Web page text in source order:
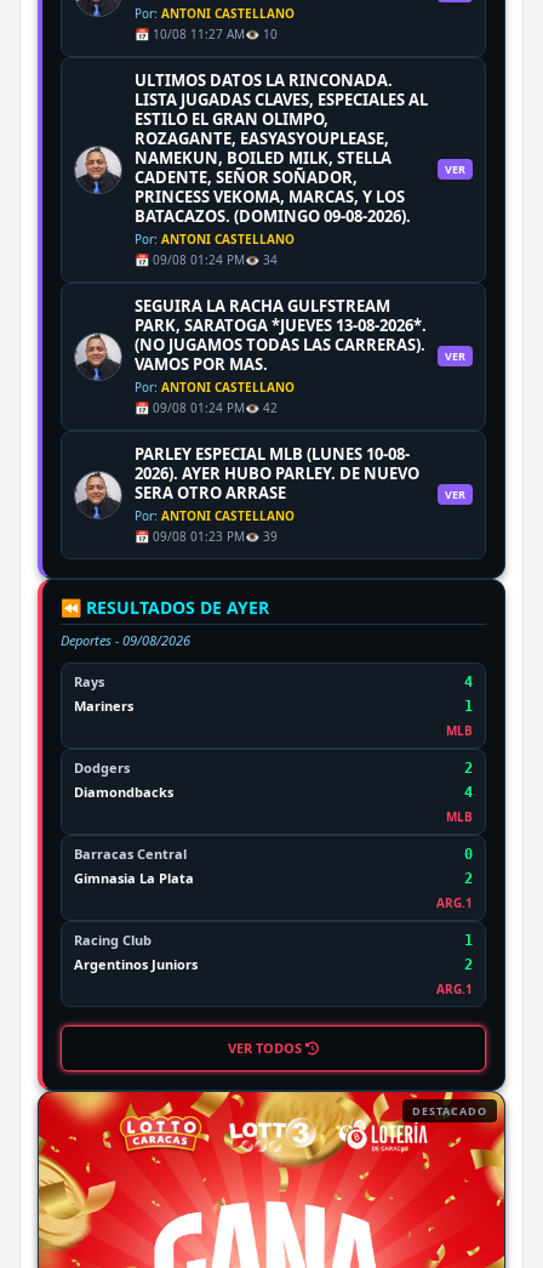
Por: ANTONI CASTELLANO
📅 10/08 11:27 AM👁️ 10
ULTIMOS DATOS LA RINCONADA.
LISTA JUGADAS CLAVES, ESPECIALES AL
ESTILO EL GRAN OLIMPO,
ROZAGANTE, EASYASYOUPLEASE,
NAMEKUN, BOILED MILK, STELLA
CADENTE, SEÑOR SOÑADOR,
PRINCESS VEKOMA, MARCAS, Y LOS
BATACAZOS. (DOMINGO 09-08-2026).
Por: ANTONI CASTELLANO
📅 09/08 01:24 PM👁️ 34
VER
SEGUIRA LA RACHA GULFSTREAM
PARK, SARATOGA *JUEVES 13-08-2026*.
(NO JUGAMOS TODAS LAS CARRERAS).
VAMOS POR MAS.
Por: ANTONI CASTELLANO
📅 09/08 01:24 PM👁️ 42
VER
PARLEY ESPECIAL MLB (LUNES 10-08-
2026). AYER HUBO PARLEY. DE NUEVO
SERA OTRO ARRASE
Por: ANTONI CASTELLANO
📅 09/08 01:23 PM👁️ 39
VER
⏪ RESULTADOS DE AYER
Deportes - 09/08/2026
Rays 4
Mariners
1
MLB
Dodgers 2
Diamondbacks
4
MLB
Barracas Central 0
Gimnasia La Plata
2
ARG.1
Racing Club 1
Argentinos Juniors
2
ARG.1
VER TODOS
DESTACADO